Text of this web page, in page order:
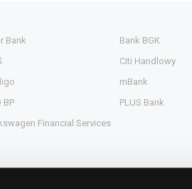
Bank Bank BGK
Citi Handlowy
mBank
BP
PLUS Bank
Financial Services